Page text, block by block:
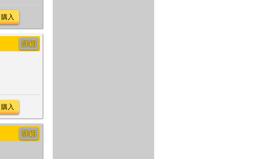
購入
詳細
購入
詳細